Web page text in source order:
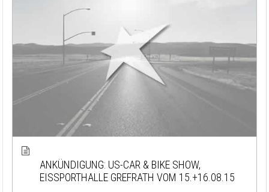
ANKÜNDIGUNG: US-CAR & BIKE SHOW,
EISSPORTHALLE GREFRATH VOM 15.+16.08.15